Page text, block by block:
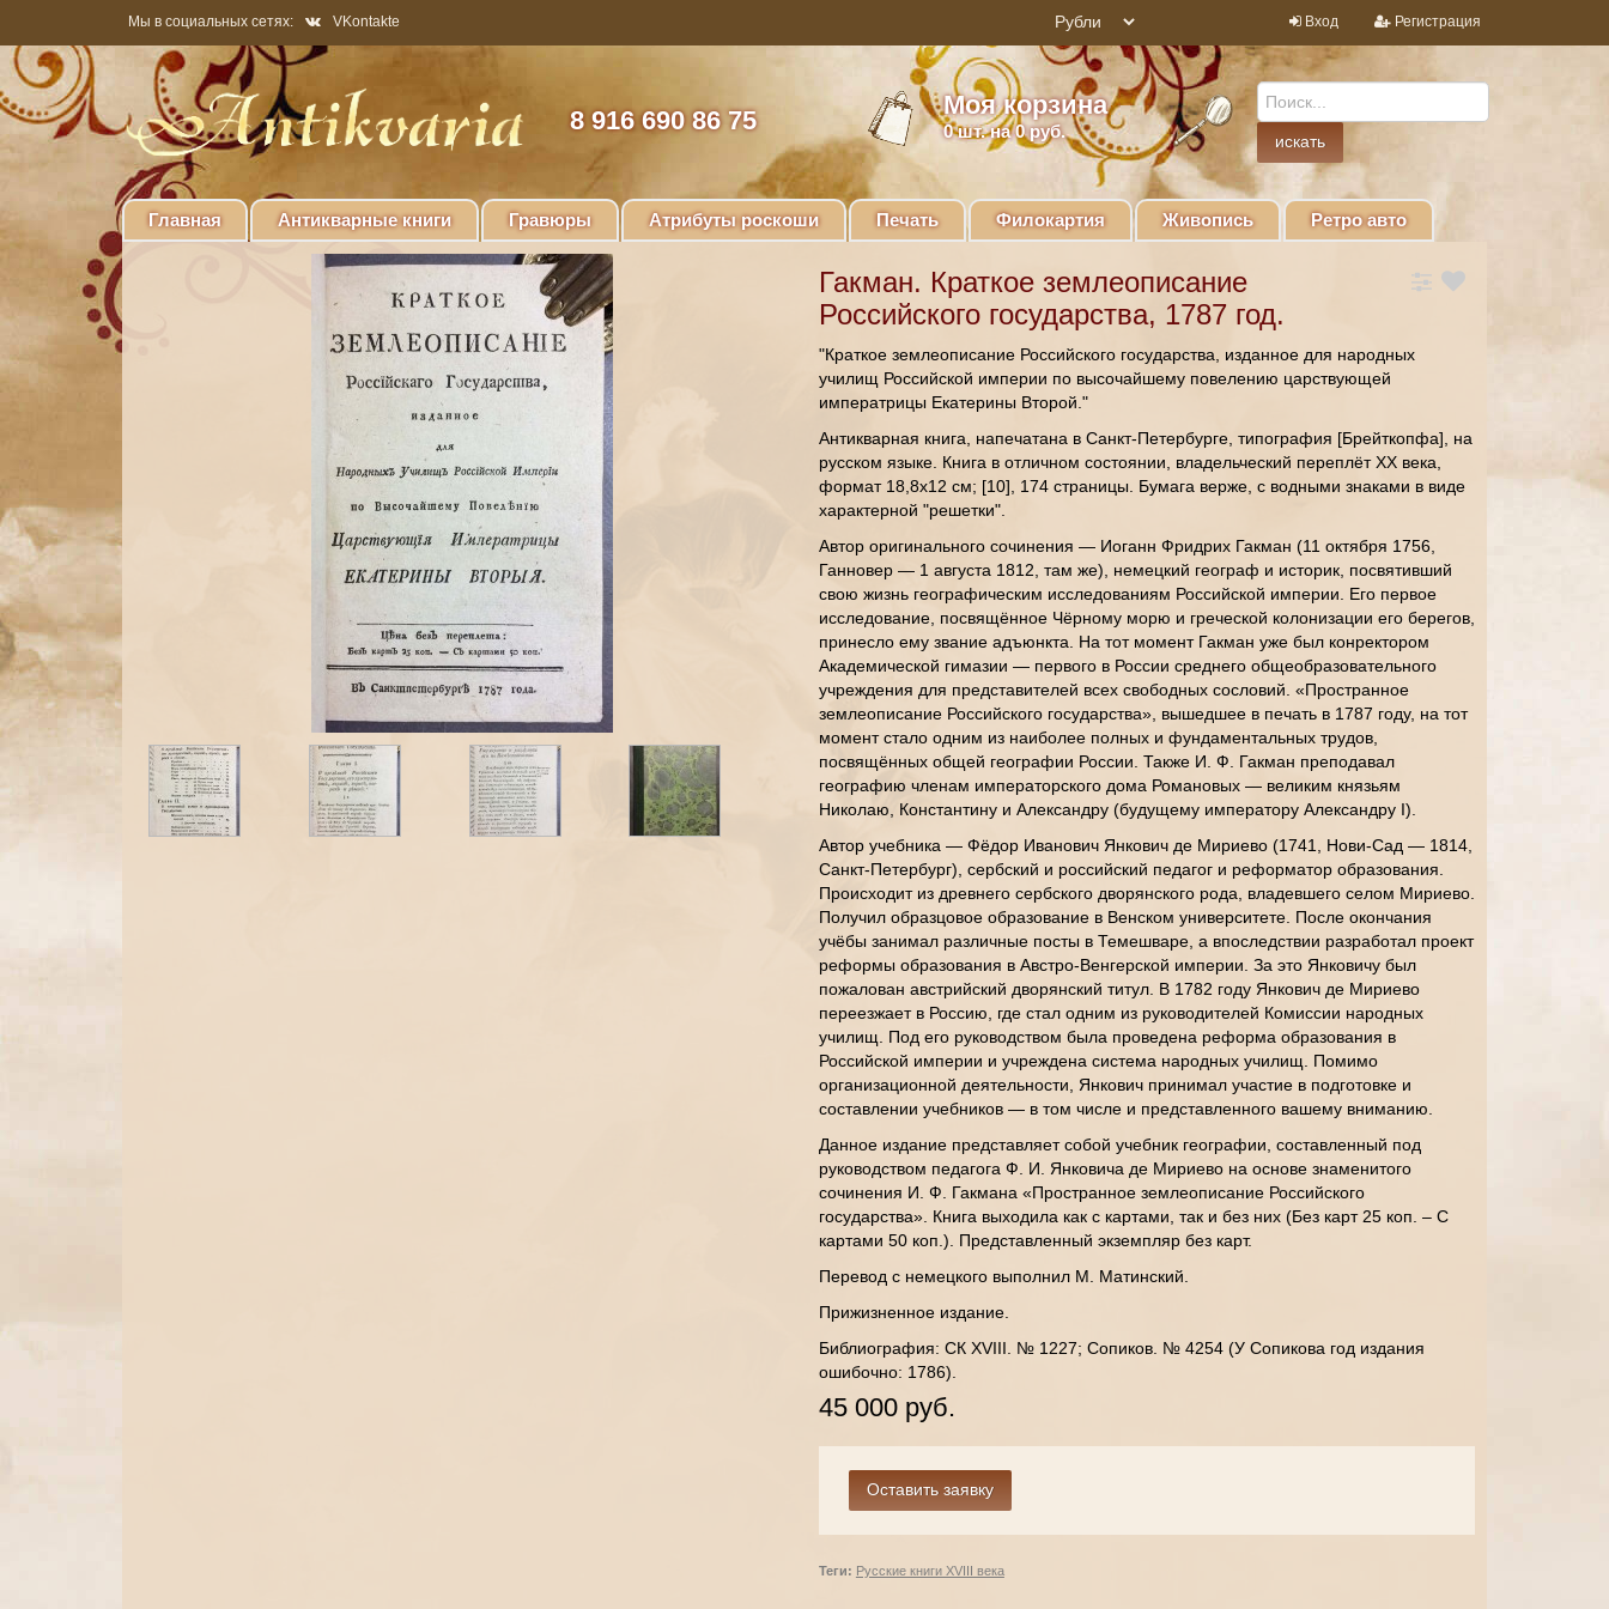
Мы в социальных сетях: VKontakte Вход Регистрация
8 916 690 86 75
Моя корзина
0шт. на 0 руб.
Главная Антикварные книги Гравюры Атрибуты роскоши Печать Филокартия Живопись Ретро авто
Гакман. Краткое землеописание
Российского государства, 1787 год.
"Краткое землеописание Российского государства, изданное для народных
училищ Российской империи по высочайшему повелению царствующей
императрицы Екатерины Второй."
Антикварная книга, напечатана в Санкт-Петербурге, типография [Брейткопфа], на
русском языке. Книга в отличном состоянии, владельческий переплёт XX века,
формат 18,8х12 см; [10], 174 страницы. Бумага верже, с водными знаками в виде
характерной "решетки".
Автор оригинального сочинения — Иоганн Фридрих Гакман (11 октября 1756,
Ганновер — 1 августа 1812, там же), немецкий географ и историк, посвятивший
свою жизнь географическим исследованиям Российской империи. Его первое
исследование, посвящённое Чёрному морю и греческой колонизации его берегов,
принесло ему звание адъюнкта. На тот момент Гакман уже был конректором
Академической гимазии — первого в России среднего общеобразовательного
учреждения для представителей всех свободных сословий. «Пространное
землеописание Российского государства», вышедшее в печать в 1787 году, на тот
момент стало одним из наиболее полных и фундаментальных трудов,
посвящённых общей географии России. Также И. Ф. Гакман преподавал
географию членам императорского дома Романовых — великим князьям
Николаю, Константину и Александру (будущему императору Александру I).
Автор учебника — Фёдор Иванович Янкович де Мириево (1741, Нови-Сад — 1814,
Санкт-Петербург), сербский и российский педагог и реформатор образования.
Происходит из древнего сербского дворянского рода, владевшего селом Мириево.
Получил образцовое образование в Венском университете. После окончания
учёбы занимал различные посты в Темешваре, а впоследствии разработал проект
реформы образования в Австро-Венгерской империи. За это Янковичу был
пожалован австрийский дворянский титул. В 1782 году Янкович де Мириево
переезжает в Россию, где стал одним из руководителей Комиссии народных
училищ. Под его руководством была проведена реформа образования в
Российской империи и учреждена система народных училищ. Помимо
организационной деятельности, Янкович принимал участие в подготовке и
составлении учебников — в том числе и представленного вашему вниманию.
Данное издание представляет собой учебник географии, составленный под
руководством педагога Ф. И. Янковича де Мириево на основе знаменитого
сочинения И. Ф. Гакмана «Пространное землеописание Российского
государства». Книга выходила как с картами, так и без них (Без карт 25 коп. – С
картами 50 коп.). Представленный экземпляр без карт.
Перевод с немецкого выполнил М. Матинский.
Прижизненное издание.
Библиография: СК XVIII. № 1227; Сопиков. № 4254 (У Сопикова год издания
ошибочно: 1786).
45 000 руб.
Теги: Русские книги XVIII века